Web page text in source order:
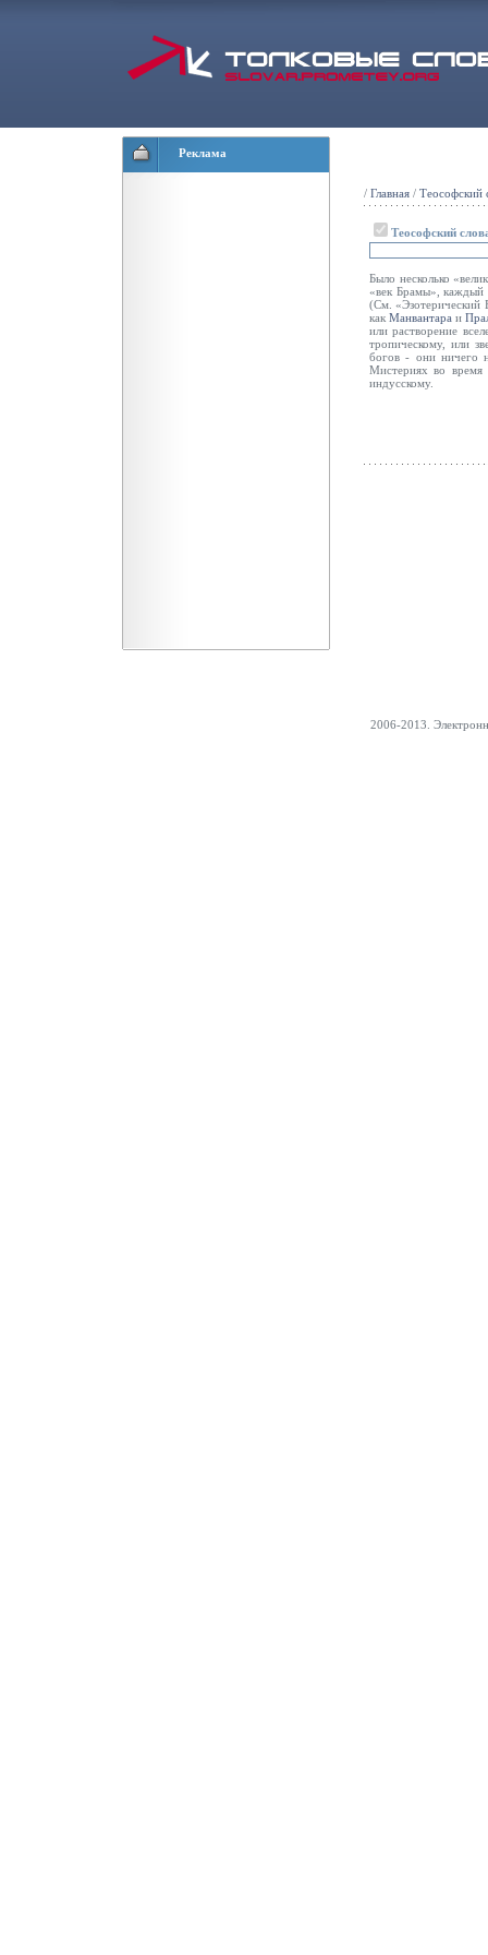
Реклама
/ Главная / Теософский
Теософский
Было несколько
«век Брамы», каждый
(См. «Эзотерический
какМанвантара и
или растворение
тропическому, или
богов - они ничего
Мистериях во время
индусскому.
2006-2013.